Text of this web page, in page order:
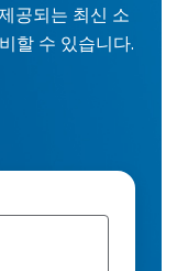
공되는 최신 소
할 수 있습니다.